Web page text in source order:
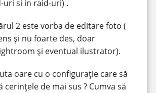
si in raid-uri) .
2 este vorba de editare foto (
și nu foarte des, doar
și eventual ilustrator).
oare cu o configurație care să
cerințele de mai sus ? Cumva să